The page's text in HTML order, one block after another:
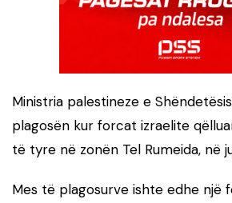
Ministria palestineze e
plagosën kur forcat izraelite
të tyre në zonën Tel Rumeida, në
Mes të plagosurve ishte edhe një